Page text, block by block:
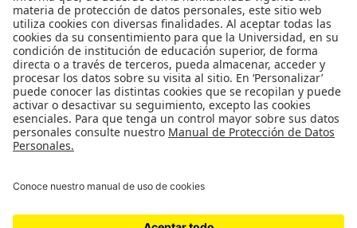
cerosetenta@uniandes.edu.co
BOGOTÁ, COLOMBIA
NEWSLETTER